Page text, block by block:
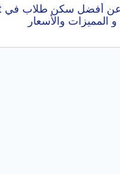
المميزات والأسعار